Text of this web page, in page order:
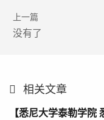
上一篇
没有了
相关文章
【悉尼大学泰勒学院